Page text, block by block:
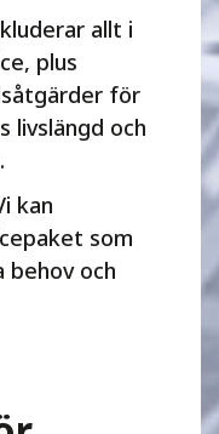
allt i
plus
för
livslängd och
kan
som
behov och